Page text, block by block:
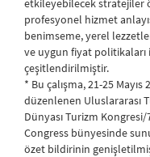
etkileyebilecek stratejiler
profesyonel hizmet
benimseme, yerel
ve uygun fiyat politikaları
çeşitlendirilmiştir.
* Bu çalışma, 21-25
düzenlenen Uluslararası
Dünyası Turizm
Congress bünyesinde
özet bildirinin